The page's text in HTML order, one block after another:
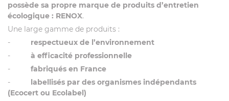
possède sa propre marque de produits d’entretien
écologique : RENOX.
Une large gamme de produits :
- respectueux de l’environnement
- à efficacité professionnelle
- fabriqués en France
- labellisés par des organismes indépendants
(Ecocert ou Ecolabel)